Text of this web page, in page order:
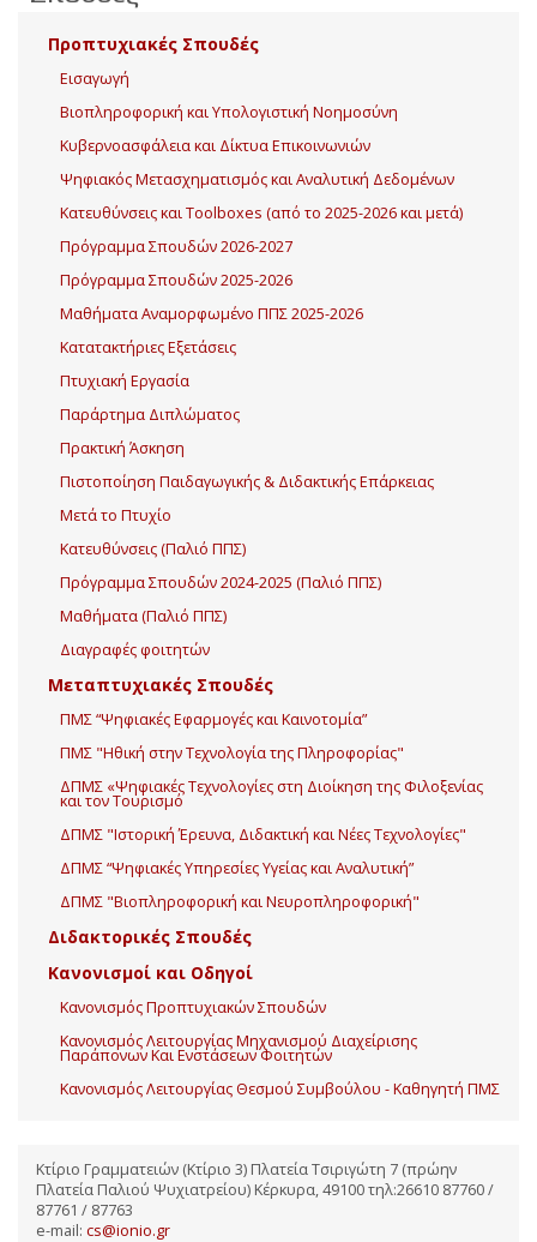
Προπτυχιακές Σπουδές
Εισαγωγή
Βιοπληροφορική και Υπολογιστική Νοημοσύνη
Κυβερνοασφάλεια και Δίκτυα Επικοινωνιών
Ψηφιακός Μετασχηματισμός και Αναλυτική Δεδομένων
Κατευθύνσεις και Toolboxes (από το 2025-2026 και μετά)
Πρόγραμμα Σπουδών 2026-2027
Πρόγραμμα Σπουδών 2025-2026
Μαθήματα Αναμορφωμένο ΠΠΣ 2025-2026
Κατατακτήριες Εξετάσεις
Πτυχιακή Εργασία
Παράρτημα Διπλώματος
Πρακτική Άσκηση
Πιστοποίηση Παιδαγωγικής & Διδακτικής Επάρκειας
Μετά το Πτυχίο
Κατευθύνσεις (Παλιό ΠΠΣ)
Πρόγραμμα Σπουδών 2024-2025 (Παλιό ΠΠΣ)
Μαθήματα (Παλιό ΠΠΣ)
Διαγραφές φοιτητών
Μεταπτυχιακές Σπουδές
ΠΜΣ “Ψηφιακές Εφαρμογές και Καινοτομία”
ΠΜΣ "Ηθική στην Τεχνολογία της Πληροφορίας"
ΔΠΜΣ «Ψηφιακές Τεχνολογίες στη Διοίκηση της Φιλοξενίας
και τον Τουρισμό
ΔΠΜΣ "Ιστορική Έρευνα, Διδακτική και Νέες Τεχνολογίες"
ΔΠΜΣ “Ψηφιακές Υπηρεσίες Υγείας και Αναλυτική”
ΔΠΜΣ "Βιοπληροφορική και Νευροπληροφορική"
Διδακτορικές Σπουδές
Κανονισμοί και Οδηγοί
Κανονισμός Προπτυχιακών Σπουδών
Κανονισμός Λειτουργίας Μηχανισμού Διαχείρισης
Παράπονων Και Ενστάσεων Φοιτητών
Κανονισμός Λειτουργίας Θεσμού Συμβούλου - Καθηγητή ΠΜΣ
Κτίριο Γραμματειών (Κτίριο 3) Πλατεία Τσιριγώτη 7 (πρώην
Πλατεία Παλιού Ψυχιατρείου) Κέρκυρα, 49100 τηλ:26610 87760 /
87761 / 87763
e-mail: cs@ionio.gr